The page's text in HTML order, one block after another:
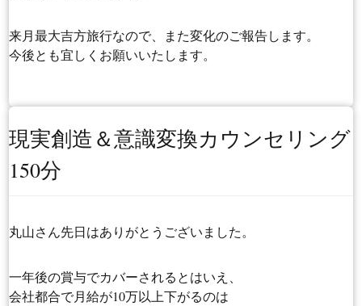
来月最大吉方旅行なので、また変化のご報告します。
今後とも宜しくお願いいたします。
現実創造＆意識変換カウンセリング
150分
丸山さん先日はありがとうございました。
一年後の賞与でカバーされるとはいえ、
会社都合で月給が10万以上下がるのは